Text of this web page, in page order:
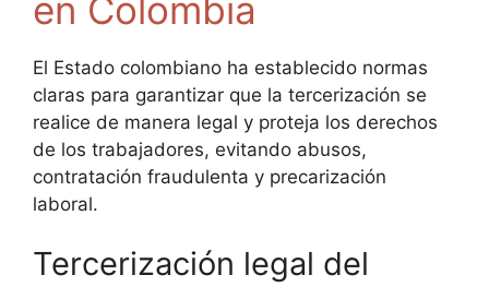
en Colombia
El Estado colombiano ha establecido normas
claras para garantizar que la tercerización se
realice de manera legal y proteja los derechos
de los trabajadores, evitando abusos,
contratación fraudulenta y precarización
laboral.
Tercerización legal del